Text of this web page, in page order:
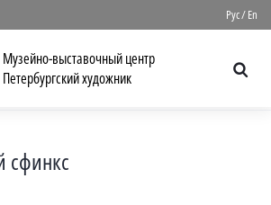
Рус/En
Музейно-выставочный центр
Петербургский художник
сфинкс